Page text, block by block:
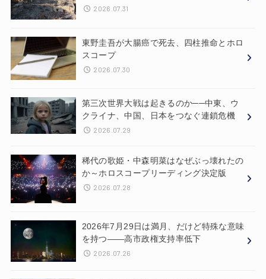
2026.07.31
東野圭吾が大腸癌で死去、四柱推命とホロ
スコープ
2026.07.30
第三次世界大戦は起きるのか──中東、ウ
クライナ、中国、日本をつなぐ連鎖危機
2026.07.29
稀代の歌姫・中森明菜はなぜぶっ壊れたの
か～ホロスコープリーディング決定版
2026.07.28
2026年7月29日は満月、だけど特殊な意味
を持つ——高市政権支持率低下
2026.07.26